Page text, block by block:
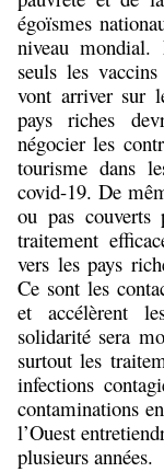
égoïsmes
niveau mondial.
seuls les
vont arriver sur
pays riches
négocier les
tourisme dans
covid-19. De
ou pas couverts
traitement
vers les pays
Ce sont les
et accélèrent
solidarité sera
surtout les
infections
contaminations
l’Ouest
plusieurs années.